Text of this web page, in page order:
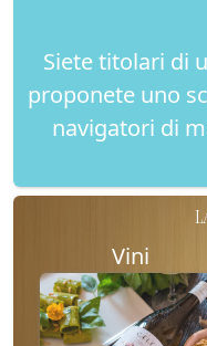
Siete titolari di
proponete uno
navigatori di
Vini